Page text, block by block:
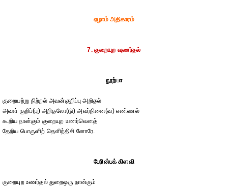
ஏழாம் அதிகாரம்
7. குறையுற வுணர்தல்
நூற்பா
குறையற்று நிற்றல் அவன்குறிப்பு அறிதல்
அவள் குறிப்(பு) அறிதலோ(டு) அவர்நினை(வ) எண்ணல்
கூறிய நான்கும் குறையுற உணர்வெனத்
தேறிய பொருளிற் தெளிந்திசி னோரே.
பேரின்பக் கிளவி
குறையுற உணர்தல் துறைஒரு நான்கும்